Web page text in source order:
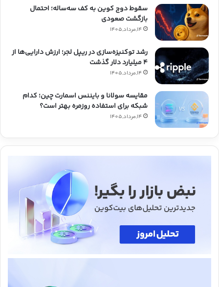
سقوط دوج کوین به کف سه‌ساله؛ احتمال
بازگشت صعودی
14,مرداد,1405
رشد توکنیزه‌سازی در ریپل لجر؛ ارزش دارایی‌ها از
۴ میلیارد دلار گذشت
14,مرداد,1405
مقایسه سولانا و بایننس اسمارت چین؛ کدام
شبکه برای استفاده روزمره بهتر است؟
14,مرداد,1405